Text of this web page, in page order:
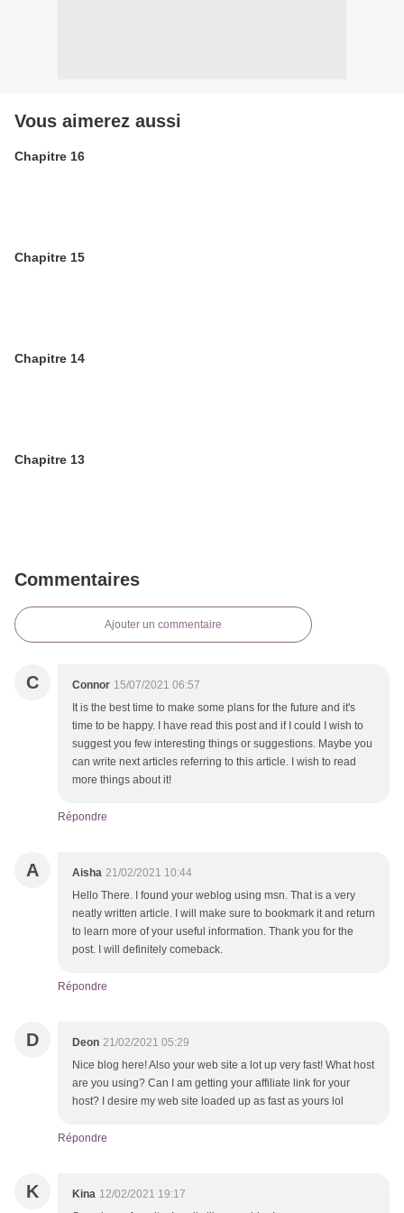
Vous aimerez aussi
Chapitre 16
Chapitre 15
Chapitre 14
Chapitre 13
Commentaires
Ajouter un commentaire
C Connor 15/07/2021 06:57
It is the best time to make some plans for the future and it's
time to be happy. I have read this post and if I could I wish to
suggest you few interesting things or suggestions. Maybe you
can write next articles referring to this article. I wish to read
more things about it!
Répondre
A Aisha 21/02/2021 10:44
Hello There. I found your weblog using msn. That is a very
neatly written article. I will make sure to bookmark it and return
to learn more of your useful information. Thank you for the
post. I will definitely comeback.
Répondre
D Deon 21/02/2021 05:29
Nice blog here! Also your web site a lot up very fast! What host
are you using? Can I am getting your affiliate link for your
host? I desire my web site loaded up as fast as yours lol
Répondre
K Kina 12/02/2021 19:17